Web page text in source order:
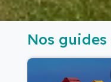
Nos guides